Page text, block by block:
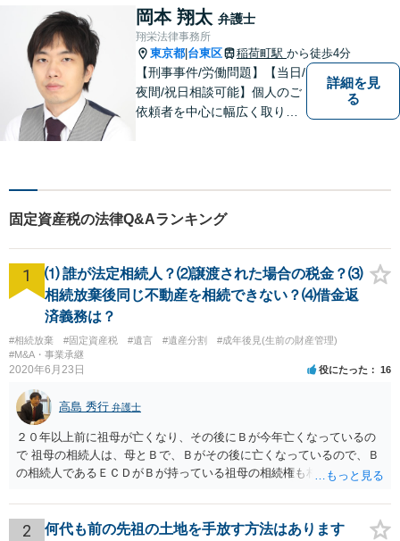
岡本 翔太 弁護士
翔栄法律事務所
東京都 台東区 稲荷町駅 から徒歩4分
【刑事事件/労働問題】【当日/
夜間/祝日相談可能】個人のご
依頼者を中心に幅広く取り扱
詳細を見
る
固定資産税の法律Q&Aランキング
1
⑴ 誰が法定相続人？⑵譲渡された場合の税金？⑶
相続放棄後同じ不動産を相続できない？⑷借金返
済義務は？
#相続放棄 #固定資産税 #遺言 #遺産分割
#成年後見(生前の財産管理)
#M&A・事業承継
2020年6月23日 役にたった 16
高島 秀行 弁護士
２０年以上前に祖母が亡くなり、その後にＢが今年亡くなっているの
で 祖母の相続人は、母とＢで、Ｂがその後に亡くなっているので、Ｂ
の相続人であるＥＣＤがＢが持っている祖母の相続権も相続すること
Ｅも行う必要があります。 Ｂの配偶者であるＥは常にＢの相続人とな
ります。
2
何代も前の先祖の土地を手放す方法はあります